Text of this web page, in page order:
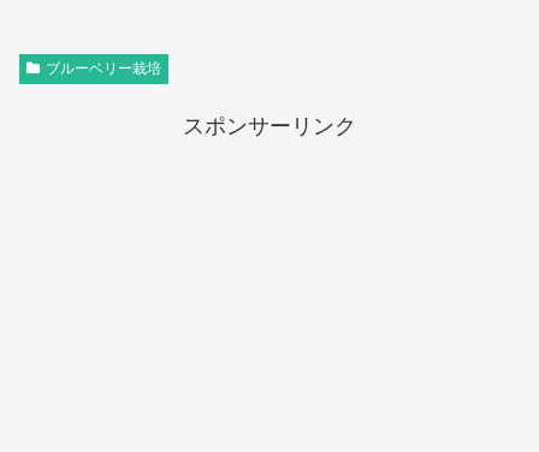
ブルーベリー栽培
スポンサーリンク